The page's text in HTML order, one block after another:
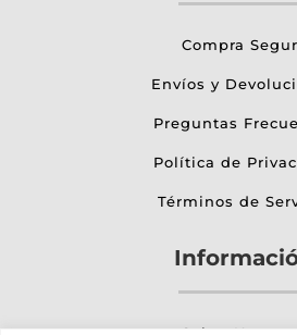
Compra
Envíos y
Preguntas
Política de
Términos de